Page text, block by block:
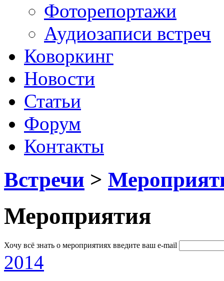
Фоторепортажи
Аудиозаписи встреч
Коворкинг
Новости
Статьи
Форум
Контакты
Встречи >
Мероприятия
Хочу всё знать о мероприятиях введите ваш e-mail
2014